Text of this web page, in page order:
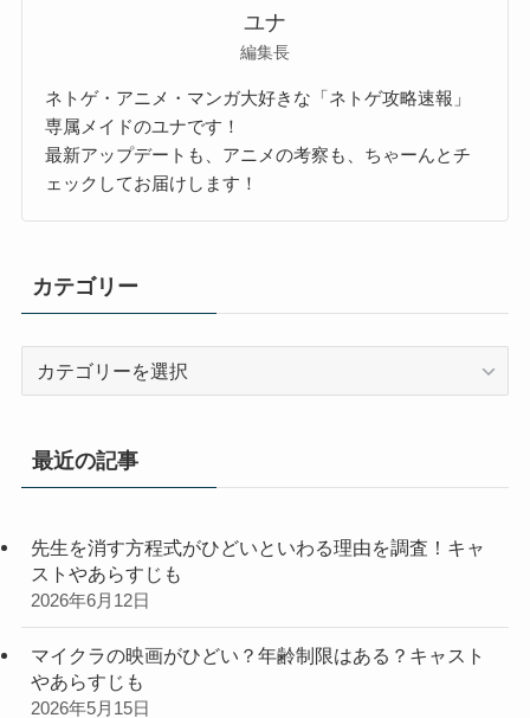
ユナ
編集長
ネトゲ・アニメ・マンガ大好きな「ネトゲ攻略速報」
専属メイドのユナです！
最新アップデートも、アニメの考察も、ちゃーんとチ
ェックしてお届けします！
カテゴリー
リ
最近の記事
先生を消す方程式がひどいといわる理由を調査！キャ
ストやあらすじも
2026年6月12日
マイクラの映画がひどい？年齢制限はある？キャスト
やあらすじも
2026年5月15日